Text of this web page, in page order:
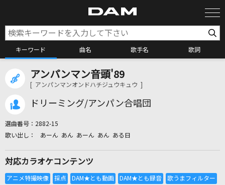
キーワード 曲名 歌手名 歌詞
カラオケ検索
カラオケ店舗検索
全国りれき
アンパンマン音頭'89
[ アンパンマンオンドハチジュウキュウ ]
ドリーミング/アンパン合唱団
選曲番号： 2882-15
あーん あん あーん あん ある日
対応カラオケコンテンツ